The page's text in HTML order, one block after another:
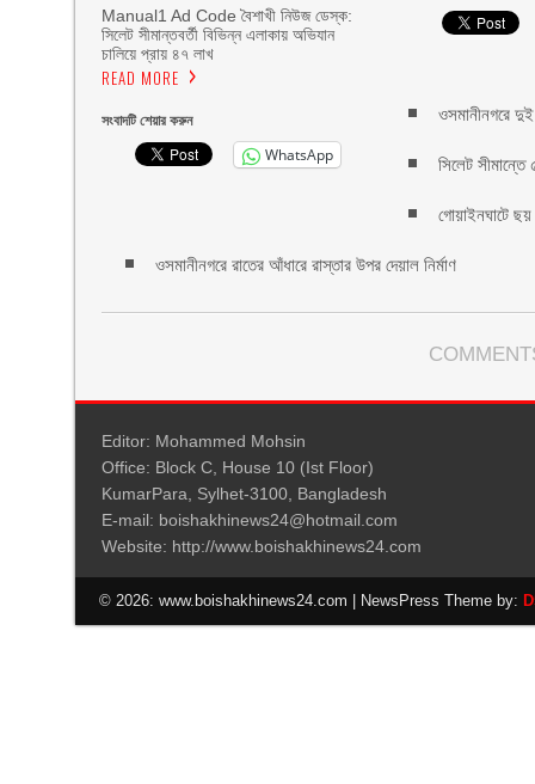
Manual1 Ad Code বৈশাখী নিউজ ডেস্ক:
সিলেট সীমান্তবর্তী বিভিন্ন এলাকায় অভিযান
চালিয়ে প্রায় ৪৭ লাখ
READ MORE
সংবাদটি শেয়ার করুন
WhatsApp
ওসমানীনগরে
সিলেট সীমান্তে
গোয়াইনঘাটে
ওসমানীনগরে রাতের আঁধারে রাস্তার উপর দেয়াল নির্মাণ
Editor: Mohammed Mohsin
Office: Block C, House 10 (Ist Floor)
KumarPara, Sylhet-3100, Bangladesh
E-mail: boishakhinews24@hotmail.com
Website: http://www.boishakhinews24.com
© 2026: www.boishakhinews24.com | NewsPress Theme by: